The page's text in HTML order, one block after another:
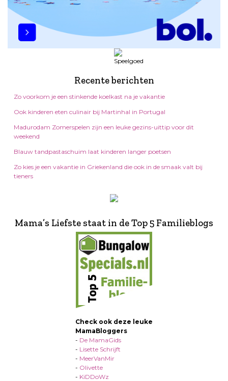
Recente berichten
Zo voorkom je een stinkende koelkast na je vakantie
Ook kinderen eten culinair bij Martinhal in Portugal
Madurodam Zomerspelen zijn een leuke gezins-uittip voor dit
weekend
Blauw tandpastaschuim laat kinderen langer poetsen
Zo kies je een vakantie in Griekenland die ook in de smaak valt bij
tieners
Mama’s Liefste staat in de Top 5 Familieblogs
Check ook deze leuke
MamaBloggers
- De MamaGids
- Lisette Schrijft
- MeerVanMir
- Olivette
- KiDDoWz